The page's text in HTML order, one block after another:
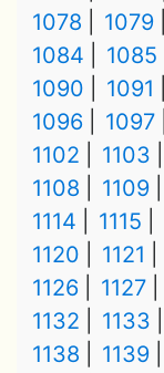
1078
1079
1084
1085
1090
1091
1096
1097
1102
1103
1108
1109
1114
1115
1120
1121
1126
1127
1132
1133
1138
1139